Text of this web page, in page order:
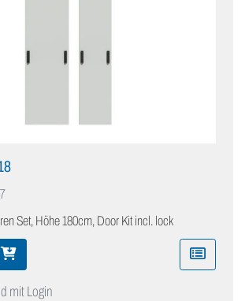
Set, Höhe 180cm, Door Kit incl. lock
mit Login